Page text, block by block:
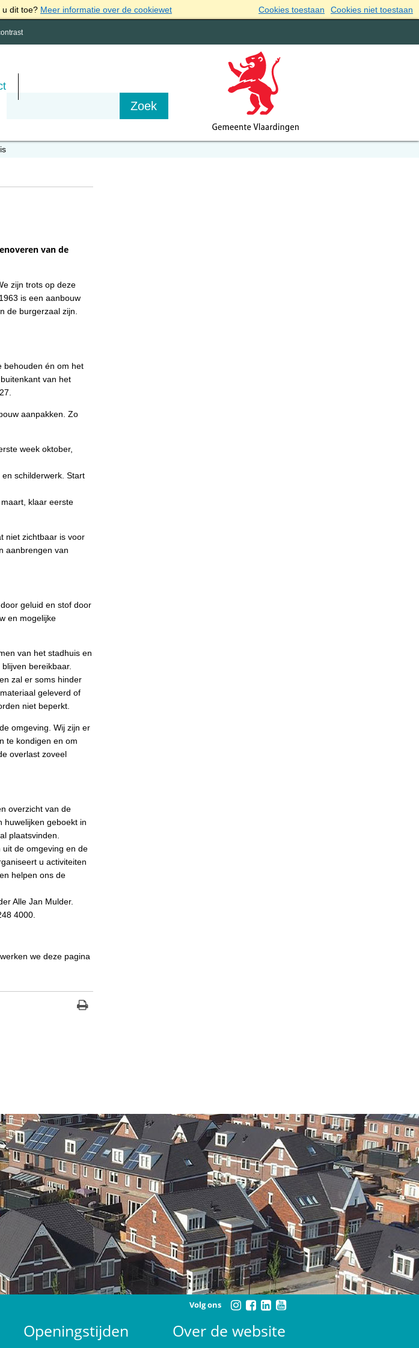
u dit toe? Meer informatie over de cookiewet Cookies toestaan Cookies niet toestaan
van de
zijn trots op deze
is een aanbouw
de burgerzaal zijn.
behouden én om het
van het
aanpakken. Zo
week oktober,
schilderwerk. Start
klaar eerste
niet zichtbaar is voor
aanbrengen van
geluid en stof door
en mogelijke
van het stadhuis en
bereikbaar.
zal er soms hinder
geleverd of
niet beperkt.
omgeving. Wij zijn er
te kondigen en om
overlast zoveel
overzicht van de
huwelijken geboekt in
plaatsvinden.
de omgeving en de
u activiteiten
helpen ons de
Alle Jan Mulder.
4000.
we deze pagina
Volg ons
Openingstijden Over de website